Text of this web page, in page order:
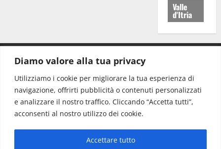
Diamo valore alla tua privacy
Utilizziamo i cookie per migliorare la tua esperienza di
navigazione, offrirti pubblicità o contenuti personalizzati
e analizzare il nostro traffico. Cliccando “Accetta tutti”,
acconsenti al nostro utilizzo dei cookie.
Accettare tutto
Valle
d'Itria
Redazione: redazione@www.martinasera.it
Direttore:direttore@www.martinasera.it
Info & Commerciale:info@www.martinasera.it